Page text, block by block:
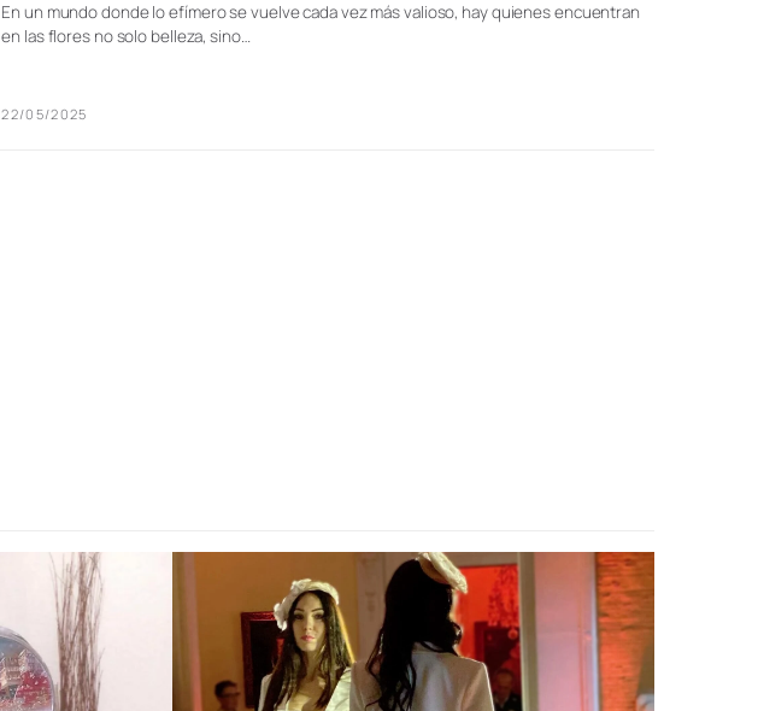
En un mundo donde lo efímero se vuelve cada vez más valioso, hay quienes encuentran
en las flores no solo belleza, sino…
22/05/2025